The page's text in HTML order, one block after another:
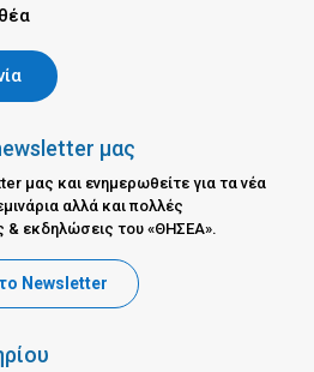
μας
μας και ενημερωθείτε για τα νέα
αλλά και πολλές
& εκδηλώσεις του «ΘΗΣΕΑ».
Newsletter